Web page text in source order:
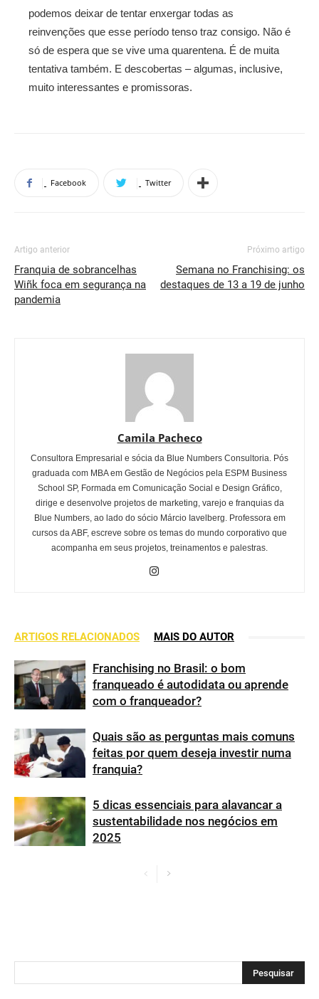
podemos deixar de tentar enxergar todas as
reinvenções que esse período tenso traz consigo. Não é
só de espera que se vive uma quarentena. É de muita
tentativa também. E descobertas – algumas, inclusive,
muito interessantes e promissoras.
Facebook Twitter
Artigo anterior
Franquia de sobrancelhas
Wiñk foca em segurança na
pandemia
Próximo artigo
Semana no Franchising: os
destaques de 13 a 19 de junho
Camila Pacheco
Consultora Empresarial e sócia da Blue Numbers Consultoria. Pós
graduada com MBA em Gestão de Negócios pela ESPM Business
School SP, Formada em Comunicação Social e Design Gráfico,
dirige e desenvolve projetos de marketing, varejo e franquias da
Blue Numbers, ao lado do sócio Márcio Iavelberg. Professora em
cursos da ABF, escreve sobre os temas do mundo corporativo que
acompanha em seus projetos, treinamentos e palestras.
ARTIGOS RELACIONADOS MAIS DO AUTOR
Franchising no Brasil: o bom
franqueado é autodidata ou aprende
com o franqueador?
Quais são as perguntas mais comuns
feitas por quem deseja investir numa
franquia?
5 dicas essenciais para alavancar a
sustentabilidade nos negócios em
2025